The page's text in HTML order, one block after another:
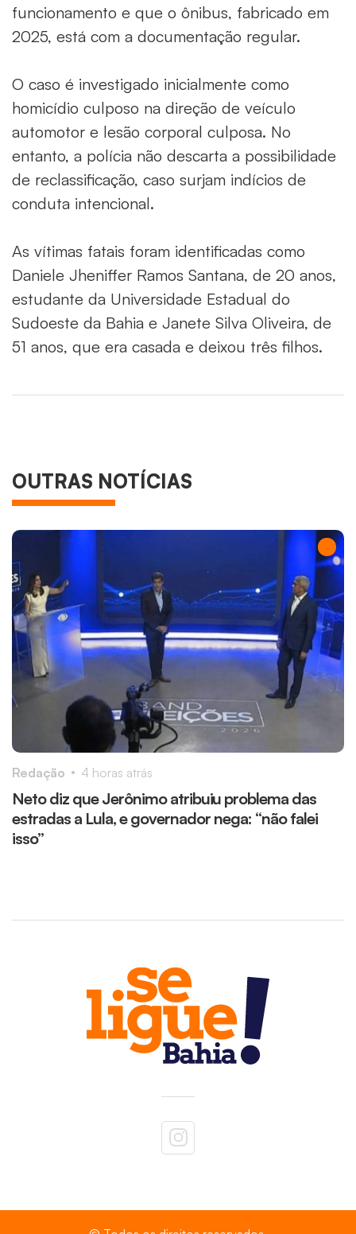
funcionamento e que o ônibus, fabricado em
2025, está com a documentação regular.
O caso é investigado inicialmente como
homicídio culposo na direção de veículo
automotor e lesão corporal culposa. No
entanto, a polícia não descarta a possibilidade
de reclassificação, caso surjam indícios de
conduta intencional.
As vítimas fatais foram identificadas como
Daniele Jheniffer Ramos Santana, de 20 anos,
estudante da Universidade Estadual do
Sudoeste da Bahia e Janete Silva Oliveira, de
51 anos, que era casada e deixou três filhos.
OUTRAS NOTÍCIAS
Neto diz que Jerônimo atribuiu problema das
estradas a Lula, e governador nega: “não falei
isso”
Redação 4 horas atrás